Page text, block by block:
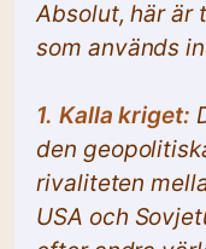
Absolut, här är
som används
1. Kalla kriget:
den
rivaliteten
USA och